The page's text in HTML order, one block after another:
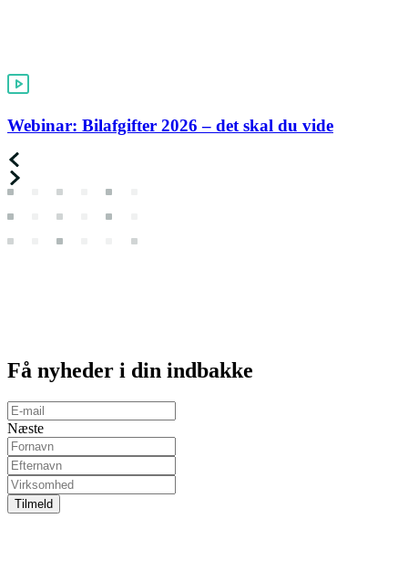
Webinar: Bilafgifter 2026 – det skal du vide
Få nyheder i din indbakke
Næste